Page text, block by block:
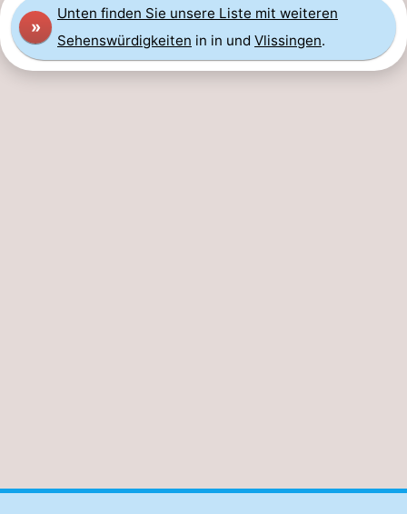
»
Unten finden Sie unsere Liste mit weiteren
Sehenswürdigkeiten in in und Vlissingen.